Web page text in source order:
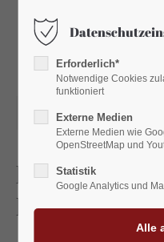
Login
Benutzername
10.11.2023 14:45
Rigid
Eiche
Erforderlich*
Notwendige Cookies
funktioniert
Externe Medien
Externe Medien wie
OpenStreetMap und
Statistik
Google Analytics und